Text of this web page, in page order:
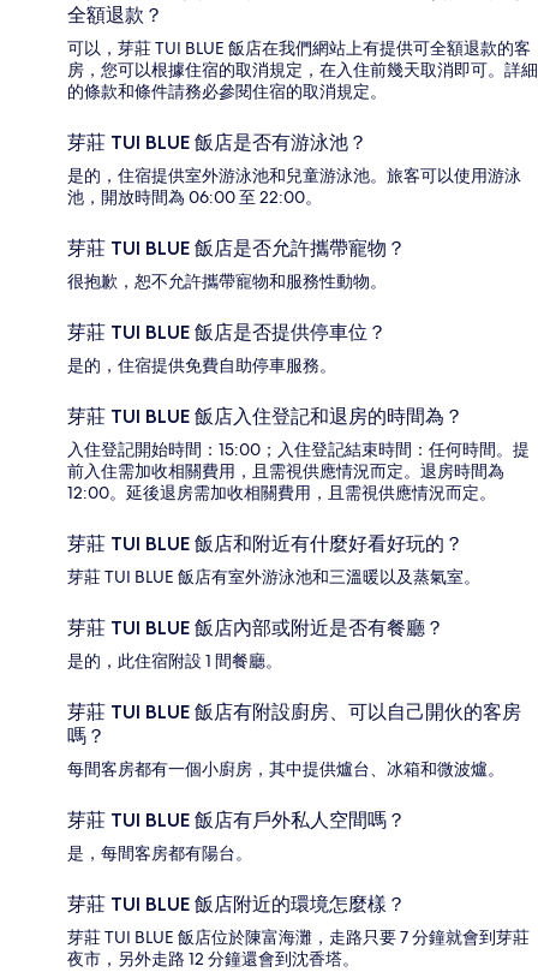
全額退款？
可以，芽莊 TUI BLUE 飯店在我們網站上有提供可全額退款的客
房，您可以根據住宿的取消規定，在入住前幾天取消即可。詳細
的條款和條件請務必參閱住宿的取消規定。
芽莊 TUI BLUE 飯店是否有游泳池？
是的，住宿提供室外游泳池和兒童游泳池。旅客可以使用游泳
池，開放時間為 06:00 至 22:00。
芽莊 TUI BLUE 飯店是否允許攜帶寵物？
很抱歉，恕不允許攜帶寵物和服務性動物。
芽莊 TUI BLUE 飯店是否提供停車位？
是的，住宿提供免費自助停車服務。
芽莊 TUI BLUE 飯店入住登記和退房的時間為？
入住登記開始時間：15:00；入住登記結束時間：任何時間。提
前入住需加收相關費用，且需視供應情況而定。退房時間為
12:00。延後退房需加收相關費用，且需視供應情況而定。
芽莊 TUI BLUE 飯店和附近有什麼好看好玩的？
芽莊 TUI BLUE 飯店有室外游泳池和三溫暖以及蒸氣室。
芽莊 TUI BLUE 飯店內部或附近是否有餐廳？
是的，此住宿附設 1 間餐廳。
芽莊 TUI BLUE 飯店有附設廚房、可以自己開伙的客房
嗎？
每間客房都有一個小廚房，其中提供爐台、冰箱和微波爐。
芽莊 TUI BLUE 飯店有戶外私人空間嗎？
是，每間客房都有陽台。
芽莊 TUI BLUE 飯店附近的環境怎麼樣？
芽莊 TUI BLUE 飯店位於陳富海灘，走路只要 7 分鐘就會到芽莊
夜市，另外走路 12 分鐘還會到沈香塔。